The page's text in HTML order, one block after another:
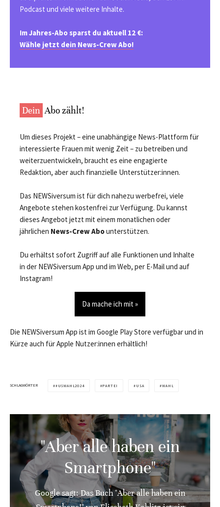
Podcast und viele weitere Inhalte.
Im Jahres-Abo sparst du aktuell 12 €:
Wähle jetzt dein News-Crew Abo!
Dein Abo zählt!
Um dieses Projekt – eine unabhängige News-Plattform für
interessierte Frauen mit wenig Zeit – zu betreiben und
weiterzuentwickeln, braucht es eine engagierte
Redaktion, aber auch finanzielle Unterstützer:innen.
Das NEWSiversum ist für dich nahezu werbefrei, viele
Angebote stehen kostenfrei zur Verfügung. Du kannst
dieses Angebot jetzt mit einem monatlichen oder
jährlichen News-Crew Abounterstützen.
Du erhältst sofort Zugriff auf alle Funktionen und Inhalte
in der NEWSiversum App und im Web, per E-Mail und auf
Instagram!
Da mache ich mit »
Die NEWSiversum App ist im Google Play Store verfügbar und in
Kürze auch für Apple Nutzer:innen erhältlich!
SCHLAGWÖRTER #USWAHL2024 PARTEI USA WAHL
"Aber alle haben ein
Smartphone"
Google sagt: Das Buch "Aber alle haben ein